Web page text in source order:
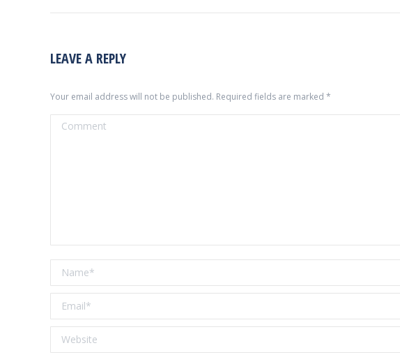
LEAVE A REPLY
Your email address will not be published. Required fields are marked *
Comment
Name *
Email *
Website